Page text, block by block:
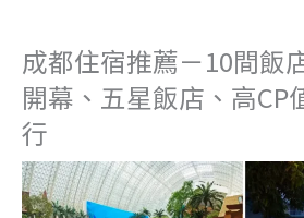
成都住宿推薦－10間飯
開幕、五星飯店、高CP
行